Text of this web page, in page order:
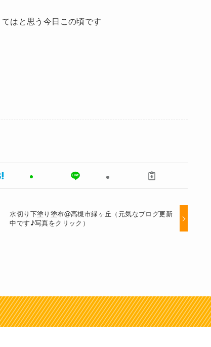
はと思う今日この頃です
水切り下塗り塗布@高槻市緑ヶ丘（元気なブログ更新
中です♪写真をクリック）